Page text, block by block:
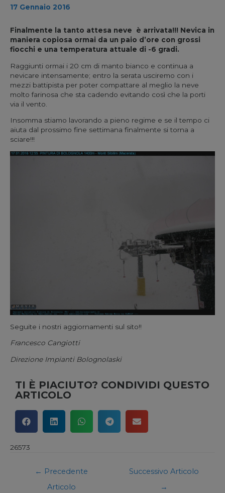
17 Gennaio 2016
Finalmente la tanto attesa neve è arrivata!!! Nevica in
maniera copiosa ormai da un paio d’ore con grossi
fiocchi e una temperatura attuale di -6 gradi.
Raggiunti ormai i 20 cm di manto bianco e continua a
nevicare intensamente; entro la serata usciremo con i
mezzi battipista per poter compattare al meglio la neve
molto farinosa che sta cadendo evitando così che la porti
via il vento.
Insomma stiamo lavorando a pieno regime e se il tempo ci
aiuta dal prossimo fine settimana finalmente si torna a
sciare!!!
Seguite i nostri aggiornamenti sul sito!!
Francesco Cangiotti
Direzione Impianti Bolognolaski
TI È PIACIUTO? CONDIVIDI QUESTO
ARTICOLO
26573
← Precedente
Articolo
Successivo Articolo
→